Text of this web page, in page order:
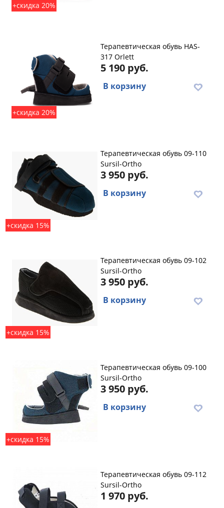
+скидка 20%
+скидка 20%
Терапевтическая обувь HAS-
317 Orlett
5 190 руб.
В корзину
+скидка 15%
Терапевтическая обувь 09-110
Sursil-Ortho
3 950 руб.
В корзину
+скидка 15%
Терапевтическая обувь 09-102
Sursil-Ortho
3 950 руб.
В корзину
+скидка 15%
Терапевтическая обувь 09-100
Sursil-Ortho
3 950 руб.
В корзину
Терапевтическая обувь 09-112
Sursil-Ortho
1 970 руб.